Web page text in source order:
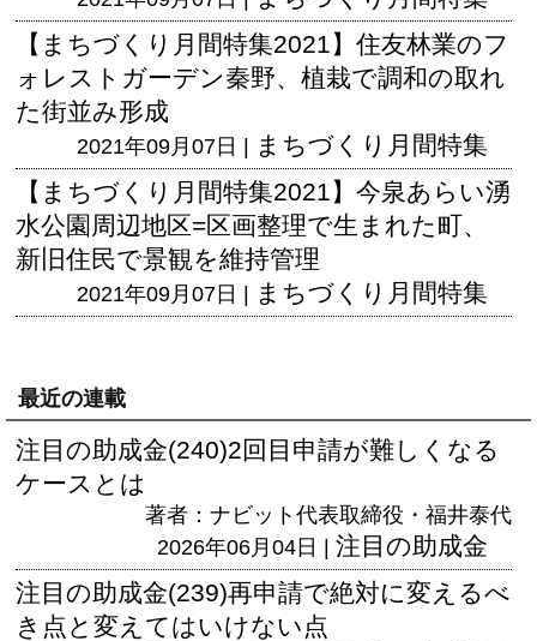
【まちづくり月間特集2021】住友林業のフ
ォレストガーデン秦野、植栽で調和の取れ
た街並み形成
2021年09月07日 | まちづくり月間特集
【まちづくり月間特集2021】今泉あらい湧
水公園周辺地区=区画整理で生まれた町、
新旧住民で景観を維持管理
2021年09月07日 | まちづくり月間特集
最近の連載
注目の助成金(240)2回目申請が難しくなる
ケースとは
著者：ナビット代表取締役・福井泰代
2026年06月04日 | 注目の助成金
注目の助成金(239)再申請で絶対に変えるべ
き点と変えてはいけない点